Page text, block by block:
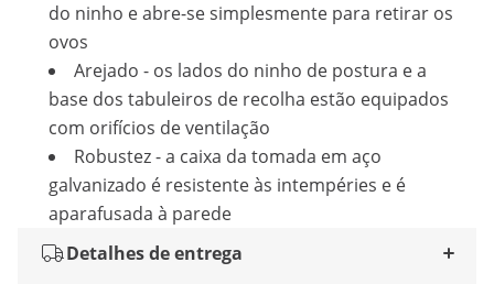
do ninho e abre-se simplesmente para retirar os
ovos
Arejado - os lados do ninho de postura e a
base dos tabuleiros de recolha estão equipados
com orifícios de ventilação
Robustez - a caixa da tomada em aço
galvanizado é resistente às intempéries e é
aparafusada à parede
Detalhes de entrega